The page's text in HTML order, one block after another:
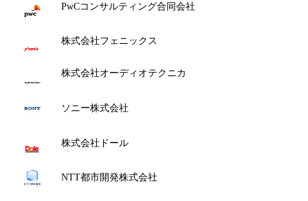
PwCコンサルティング合同会社
株式会社フェニックス
株式会社オーディオテクニカ
ソニー株式会社
株式会社ドール
NTT都市開発株式会社